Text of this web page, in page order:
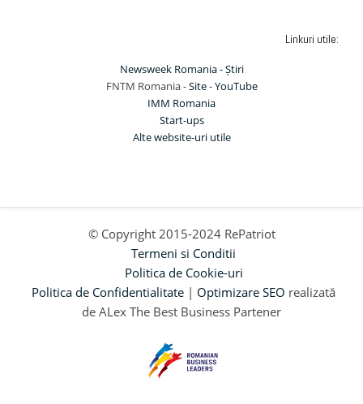
Linkuri utile:
Newsweek Romania - Știri
FNTM Romania -Site-YouTube
IMM Romania
Start-ups
Alte website-uri utile
© Copyright 2015-2024 RePatriot
Termeni si Conditii
Politica de Cookie-uri
Politica de Confidentialitate | Optimizare SEO realizată
de ALex The Best Business Partener